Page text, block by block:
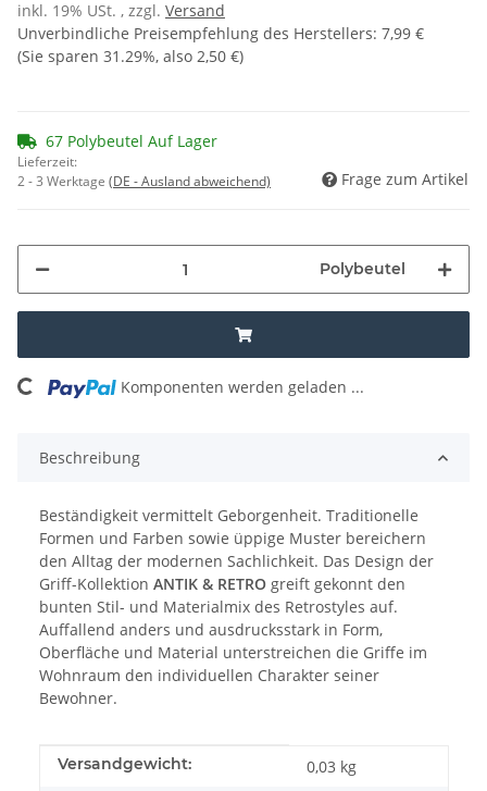
inkl. 19% USt. , zzgl. Versand
Unverbindliche Preisempfehlung des Herstellers: 7,99 €
(Sie sparen 31.29%, also 2,50 €)
67 Polybeutel Auf Lager
Lieferzeit:
2 - 3 Werktage (DE - Ausland abweichend) Frage zum Artikel
Polybeutel
Komponenten werden geladen ...
Beschreibung
Beständigkeit vermittelt Geborgenheit. Traditionelle
Formen und Farben sowie üppige Muster bereichern
den Alltag der modernen Sachlichkeit. Das Design der
Griff-Kollektion ANTIK & RETRO greift gekonnt den
bunten Stil- und Materialmix des Retrostyles auf.
Auffallend anders und ausdrucksstark in Form,
Oberfläche und Material unterstreichen die Griffe im
Wohnraum den individuellen Charakter seiner
Bewohner.
Produkteigenschaft
Wert
Versandgewicht: 0,03 kg